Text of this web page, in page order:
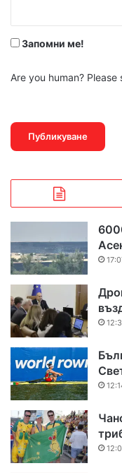
Запомни ме!
Are you human? Please